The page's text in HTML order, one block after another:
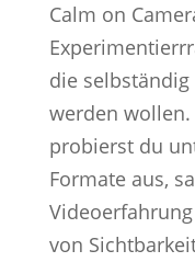
Calm on
die
werden
probierst du
Formate aus,
von